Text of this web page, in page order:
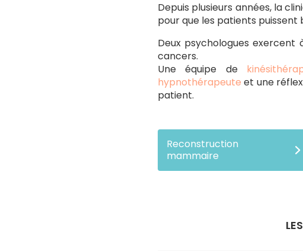
Depuis plusieurs années, la
pour que les patients
Deux psychologues
cancers.
Une équipe de
hypnothérapeute et une
patient.
Reconstruction
mammaire